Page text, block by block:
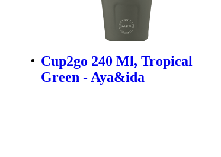
Cup2go 240 Ml, Tropical
Green - Aya&ida